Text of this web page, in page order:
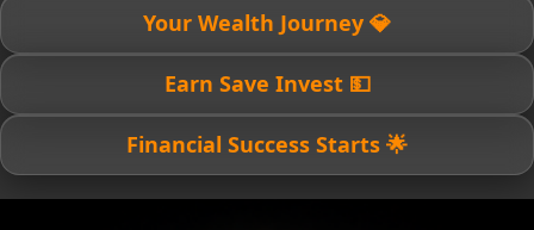
💎 Your Wealth Journey
💵 Earn Save Invest
🌟 Financial Success Starts